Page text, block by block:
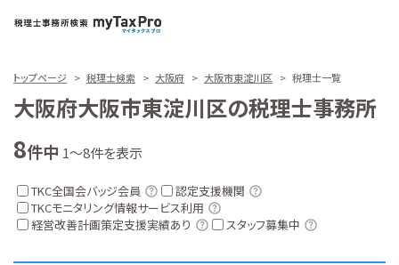
トップページ 税理士検索 大阪府 大阪市東淀川区 税理士一覧
大阪府大阪市東淀川区の税理士事務所
8件中 1～8件を表示
TKC全国会バッジ会員
認定支援機関
TKCモニタリング情報サービス利用
経営改善計画策定支援実績あり
スタッフ募集中